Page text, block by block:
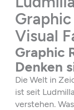
Visual
Graphic
Denken
Die Welt in
ist seit
verstehen.